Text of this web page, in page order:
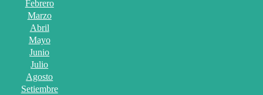
Febrero
Marzo
Abril
Mayo
Junio
Julio
Agosto
Setiembre